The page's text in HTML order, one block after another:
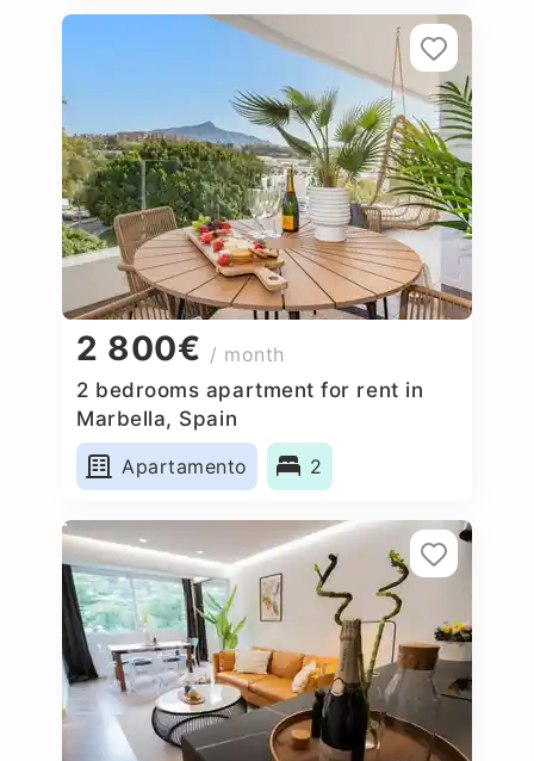
2 800€ / month
2 bedrooms apartment for rent in
Marbella, Spain
Apartamento
2